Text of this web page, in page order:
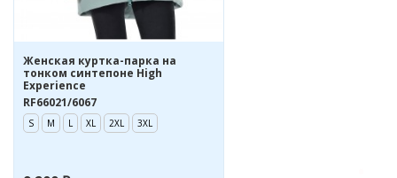
Женская куртка-парка на
тонком синтепоне High
Experience
RF66021/6067
S M L XL 2XL 3XL